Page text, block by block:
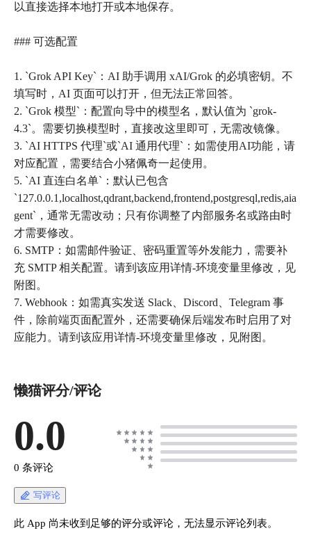
以直接选择本地打开或本地保存。
### 可选配置
1. `Grok API Key`：AI 助手调用 xAI/Grok 的必填密钥。不
填写时，AI 页面可以打开，但无法正常回答。
2. `Grok 模型`：配置向导中的模型名，默认值为 `grok-
4.3`。需要切换模型时，直接改这里即可，无需改镜像。
3. `AI HTTPS 代理`或`AI 通用代理`：如需使用AI功能，请
对应配置，需要结合小猪佩奇一起使用。
5. `AI 直连白名单`：默认已包含
`127.0.0.1,localhost,qdrant,backend,frontend,postgresql,redis,aia
gent`，通常无需改动；只有你调整了内部服务名或路由时
才需要修改。
6. SMTP：如需邮件验证、密码重置等外发能力，需要补
充 SMTP 相关配置。请到该应用详情-环境变量里修改，见
附图。
7. Webhook：如需真实发送 Slack、Discord、Telegram 事
件，除前端页面配置外，还需要确保后端发布时启用了对
应能力。请到该应用详情-环境变量里修改，见附图。
懒猫评分/评论
0.0
0 条评论
写评论
此 App 尚未收到足够的评分或评论，无法显示评论列表。